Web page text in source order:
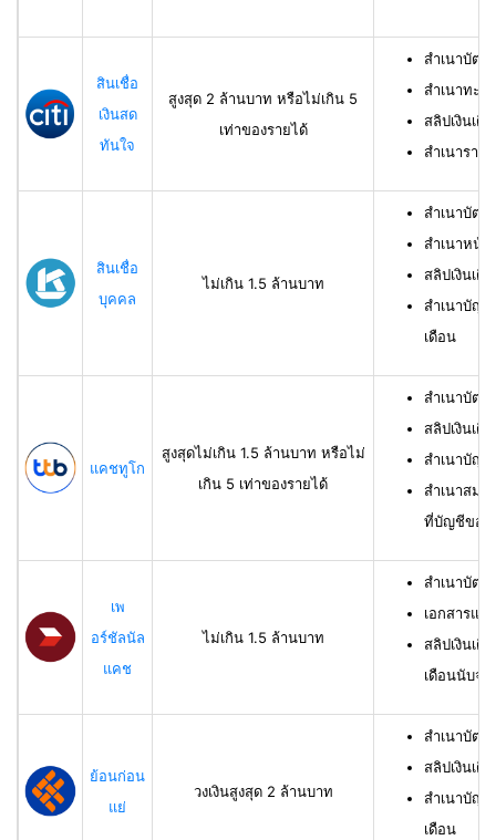
สินเชื่อ
เงินสด
ทันใจ
สูงสุด 2 ล้านบาท หรือไม่เกิน 5
เท่าของรายได้
สำเนาบัตร
สำเนาทะเ
สลิปเงินเดื
สำเนาราย
สินเชื่อ
บุคคล
ไม่เกิน 1.5 ล้านบาท
สำเนาบัตร
สำเนาหน้
สลิปเงินเดื
สำเนาบัญชี
เดือน
แคชทูโก
สูงสุดไม่เกิน 1.5 ล้านบาท หรือไม่
เกิน 5 เท่าของรายได้
สำเนาบัตร
สลิปเงินเดื
สำเนาบัญ
สำเนาสมุด
ที่บัญชีของ
เพ
อร์ชัลนัล
แคช
ไม่เกิน 1.5 ล้านบาท
สำเนาบัตร
เอกสารแส
สลิปเงินเ
เดือนนับจ
ย้อนก่อน
แย่
วงเงินสูงสุด 2 ล้านบาท
สำเนาบัต
สลิปเงินเดื
สำเนาบัญชี
เดือน